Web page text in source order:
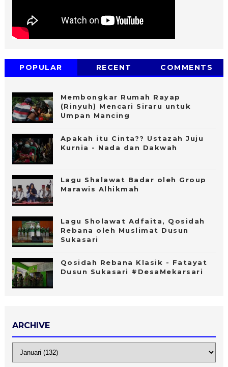
POPULAR RECENT COMMENTS
Membongkar Rumah Rayap
(Rinyuh) Mencari Siraru untuk
Umpan Mancing
Apakah itu Cinta?? Ustazah Juju
Kurnia - Nada dan Dakwah
Lagu Shalawat Badar oleh Group
Marawis Alhikmah
Lagu Sholawat Adfaita, Qosidah
Rebana oleh Muslimat Dusun
Sukasari
Qosidah Rebana Klasik - Fatayat
Dusun Sukasari #DesaMekarsari
ARCHIVE